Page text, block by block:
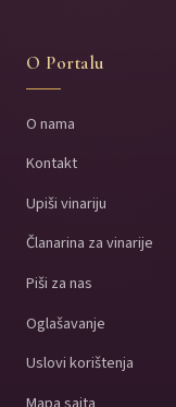
O Portalu
O nama
Kontakt
Upiši vinariju
Članarina za vinarije
Piši za nas
Oglašavanje
Uslovi korištenja